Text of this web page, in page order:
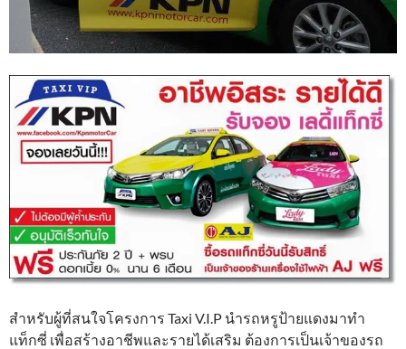
สำหรับผู้ที่สนใจโครงการ Taxi V.I.P นำรถหรูป้ายแดงมาทำ
แท็กซี่ เพื่อสร้างอาชีพและรายได้เสริม ต้องการเป็นเจ้าของรถ